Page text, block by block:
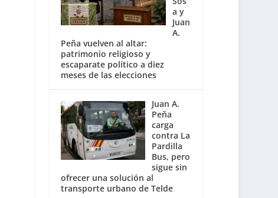
a y
Juan
A.
Peña vuelven al altar:
patrimonio religioso y
escaparate político a diez
meses de las elecciones
Juan A.
Peña
carga
contra La
Pardilla
Bus, pero
sigue sin
ofrecer una solución al
transporte urbano de Telde